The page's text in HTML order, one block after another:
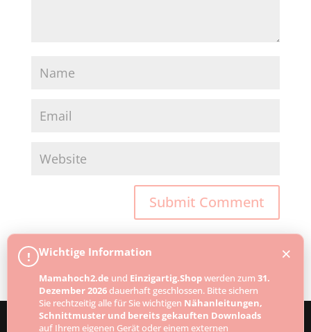
! Wichtige Information
Mamahoch2.de und Einzigartig.Shopwerden zum 31.
Dezember 2026dauerhaft geschlossen. Bitte sichern
Sie rechtzeitig alle für Sie wichtigen Nähanleitungen,
Schnittmuster und bereits gekauften Downloads
auf Ihrem eigenen Gerät oder einem externen
×